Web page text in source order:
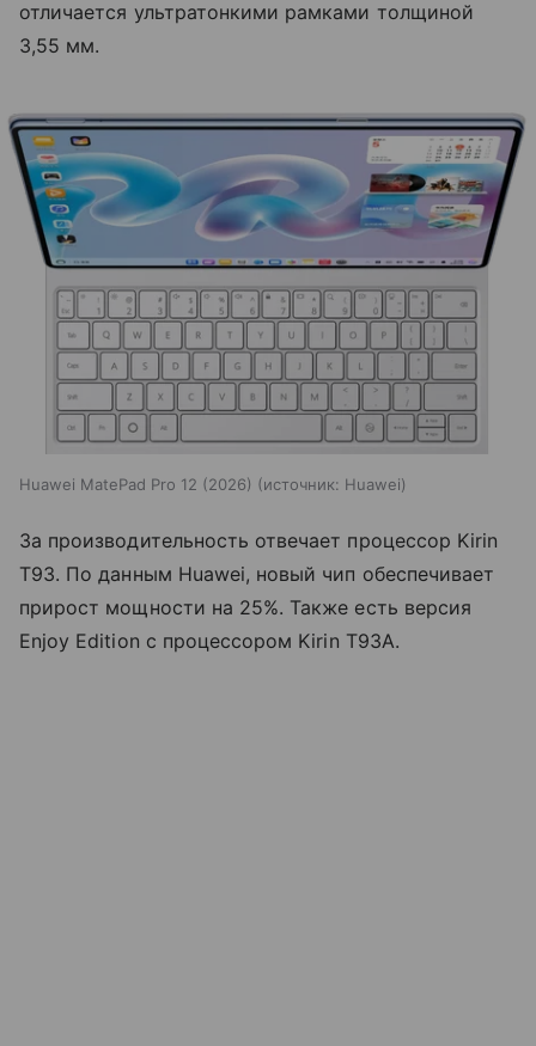
отличается ультратонкими рамками толщиной
3,55 мм.
Huawei MatePad Pro 12 (2026) источник: Huawei
За производительность отвечает процессор Kirin
T93. По данным Huawei, новый чип обеспечивает
прирост мощности на 25%. Также есть версия
Enjoy Edition с процессором Kirin T93A.